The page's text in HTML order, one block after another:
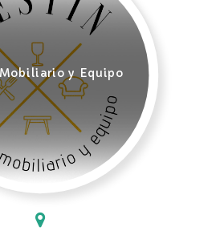
y Equipo